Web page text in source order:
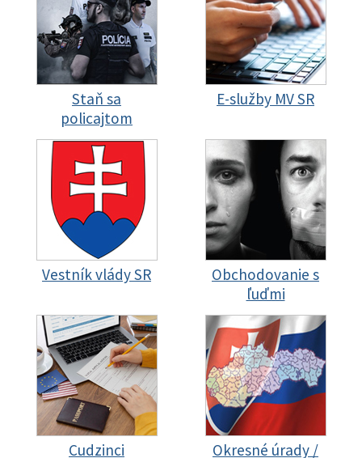
Staň sa
policajtom
E-služby MV SR
Vestník vlády SR
Obchodovanie s
ľuďmi
Cudzinci
Okresné úrady /